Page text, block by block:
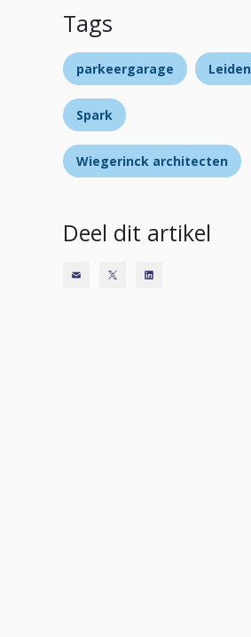
Tags
parkeergarage Leiden
Spark
Wiegerinck architecten
Deel dit artikel